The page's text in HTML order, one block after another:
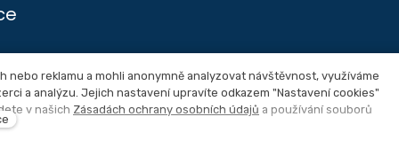
cookies
reklamu a mohli anonymně analyzovat návštěvnost, využíváme
a analýzu. Jejich nastavení upravíte odkazem "Nastavení cookies"
v našich Zásadách ochrany osobních údajů a používání souborů